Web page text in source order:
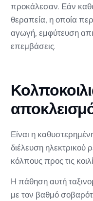
προκάλεσαν. Εάν
θεραπεία, η οποία
αγωγή, εμφύτευση
επεμβάσεις.
Είναι η
διέλευση ηλεκτρικού
κόλπους προς τις
Η πάθηση αυτή
με τον βαθμό